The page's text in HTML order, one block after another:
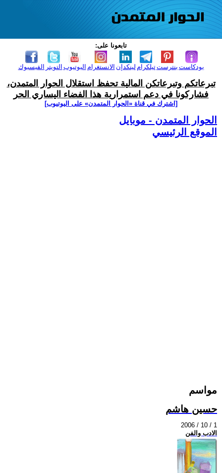
تابعونا على:
الفيسبوك التويتر اليوتيوب الانستغرام لينكدإن تيلكرامبنترست بودكاست
تبرعاتكم وتبرعاتكن المالية تحفظ استقلال الحوار المتمدن،
فشاركونا في دعم استمرارية هذا الفضاء اليساري الحر
[اشترك في قناة ‫«الحوار المتمدن» على اليوتيوب]
الحوار المتمدن - موبايل
الموقع الرئيسي
مواسم
حسين هاشم
2006 / 10 / 1
الادب والفن